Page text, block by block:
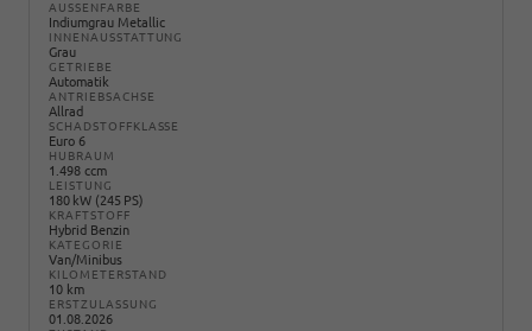
AUSSENFARBE
Indiumgrau Metallic
INNENAUSSTATTUNG
Grau
GETRIEBE
Automatik
ANTRIEBSACHSE
Allrad
SCHADSTOFFKLASSE
Euro 6
HUBRAUM
1.498 ccm
LEISTUNG
180 kW (245 PS)
KRAFTSTOFF
Hybrid Benzin
KATEGORIE
Van/Minibus
KILOMETERSTAND
10 km
ERSTZULASSUNG
01.08.2026